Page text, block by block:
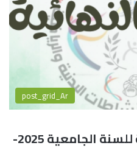
post_grid_Ar
نتائج المداولات النهائية للسنة الجامعية 2025-